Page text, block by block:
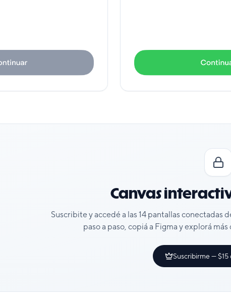
Canvas
Suscribite y accedé a las 14 pantallas conectadas
paso a paso, copiá a Figma y explorá
Suscribirme — $15